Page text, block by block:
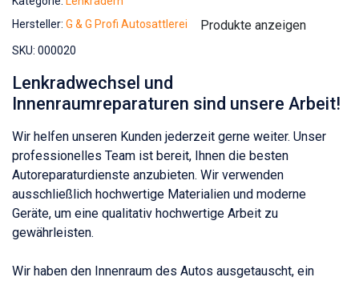
Hersteller: G & G Profi Autosattlerei Produkte anzeigen
SKU: 000020
Lenkradwechsel und
Innenraumreparaturen sind unsere Arbeit!
Wir helfen unseren Kunden jederzeit gerne weiter. Unser
professionelles Team ist bereit, Ihnen die besten
Autoreparaturdienste anzubieten. Wir verwenden
ausschließlich hochwertige Materialien und moderne
Geräte, um eine qualitativ hochwertige Arbeit zu
gewährleisten.
Wir haben den Innenraum des Autos ausgetauscht, ein